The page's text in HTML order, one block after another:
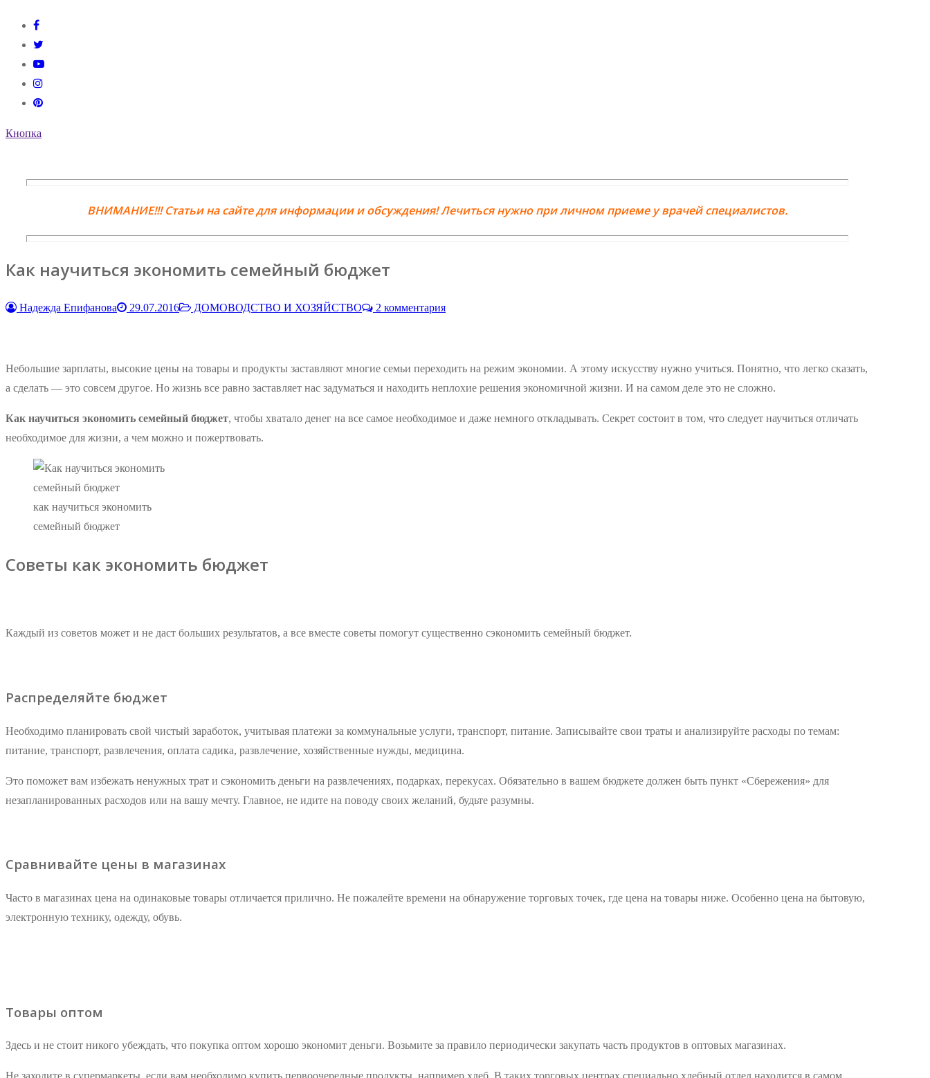
Кнопка
ВНИМАНИЕ!!! Статьи на сайте для информации и обсуждения! Лечиться нужно при личном приеме у врачей специалистов.
Как научиться экономить семейный бюджет
Надежда Епифанова 29.07.2016 ДОМОВОДСТВО И ХОЗЯЙСТВО 2 комментария
Небольшие зарплаты, высокие цены на товары и продукты заставляют многие семьи переходить на режим экономии. А этому искусству нужно учиться. Понятно, что легко сказать,
а сделать — это совсем другое. Но жизнь все равно заставляет нас задуматься и находить неплохие решения экономичной жизни. И на самом деле это не сложно.
Как научиться экономить семейный бюджет, чтобы хватало денег на все самое необходимое и даже немного откладывать. Секрет состоит в том, что следует научиться отличать
необходимое для жизни, а чем можно и пожертвовать.
как научиться экономить
семейный бюджет
Советы как экономить бюджет
Каждый из советов может и не даст больших результатов, а все вместе советы помогут существенно сэкономить семейный бюджет.
Распределяйте бюджет
Необходимо планировать свой чистый заработок, учитывая платежи за коммунальные услуги, транспорт, питание. Записывайте свои траты и анализируйте расходы по темам:
питание, транспорт, развлечения, оплата садика, развлечение, хозяйственные нужды, медицина.
Это поможет вам избежать ненужных трат и сэкономить деньги на развлечениях, подарках, перекусах. Обязательно в вашем бюджете должен быть пункт «Сбережения» для
незапланированных расходов или на вашу мечту. Главное, не идите на поводу своих желаний, будьте разумны.
Сравнивайте цены в магазинах
Часто в магазинах цена на одинаковые товары отличается прилично. Не пожалейте времени на обнаружение торговых точек, где цена на товары ниже. Особенно цена на бытовую,
электронную технику, одежду, обувь.
Товары оптом
Здесь и не стоит никого убеждать, что покупка оптом хорошо экономит деньги. Возьмите за правило периодически закупать часть продуктов в оптовых магазинах.